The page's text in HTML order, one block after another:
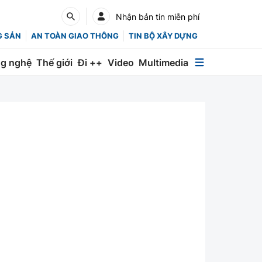
Nhận bản tin miễn phí
SẢN AN TOÀN GIAO THÔNG TIN BỘ XÂY DỰNG
nghệ Thế giới Đi ++ Video Multimedia